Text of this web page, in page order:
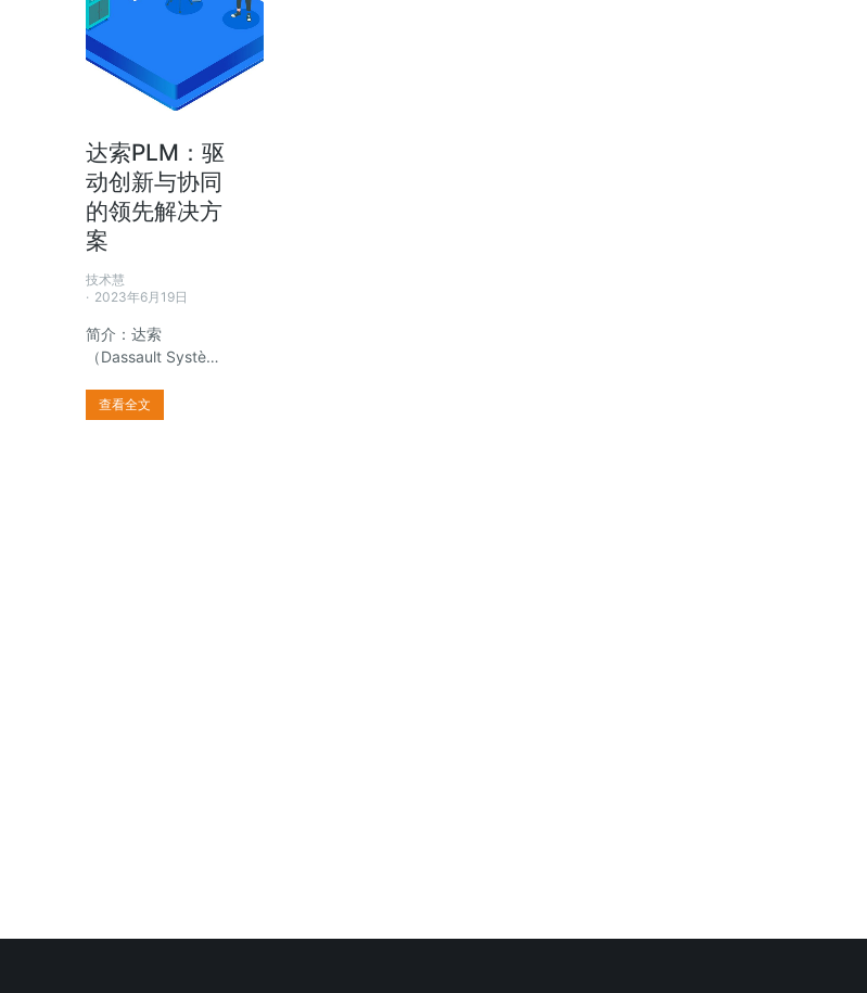
达索PLM：驱
动创新与协同
的领先解决方
案
技术慧
2023年6月19日
简介：达索
（Dassault Systè…
查看全文